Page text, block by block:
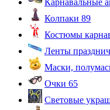
Колпаки 89
Костюмы
Ленты
Маски,
Очки 65
Световые